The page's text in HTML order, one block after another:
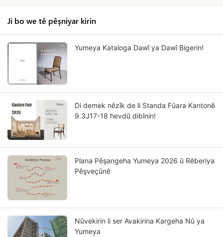
Ji bo we tê pêşniyar kirin
Yumeya Kataloga Dawî ya Dawî Bigerin!
Di demek nêzîk de li Standa Fûara Kantonê
9.3J17-18 hevdû dibînin!
Plana Pêşangeha Yumeya 2026 û Rêberiya
Pêşveçûnê
Nûvekirin li ser Avakirina Kargeha Nû ya
Yumeya